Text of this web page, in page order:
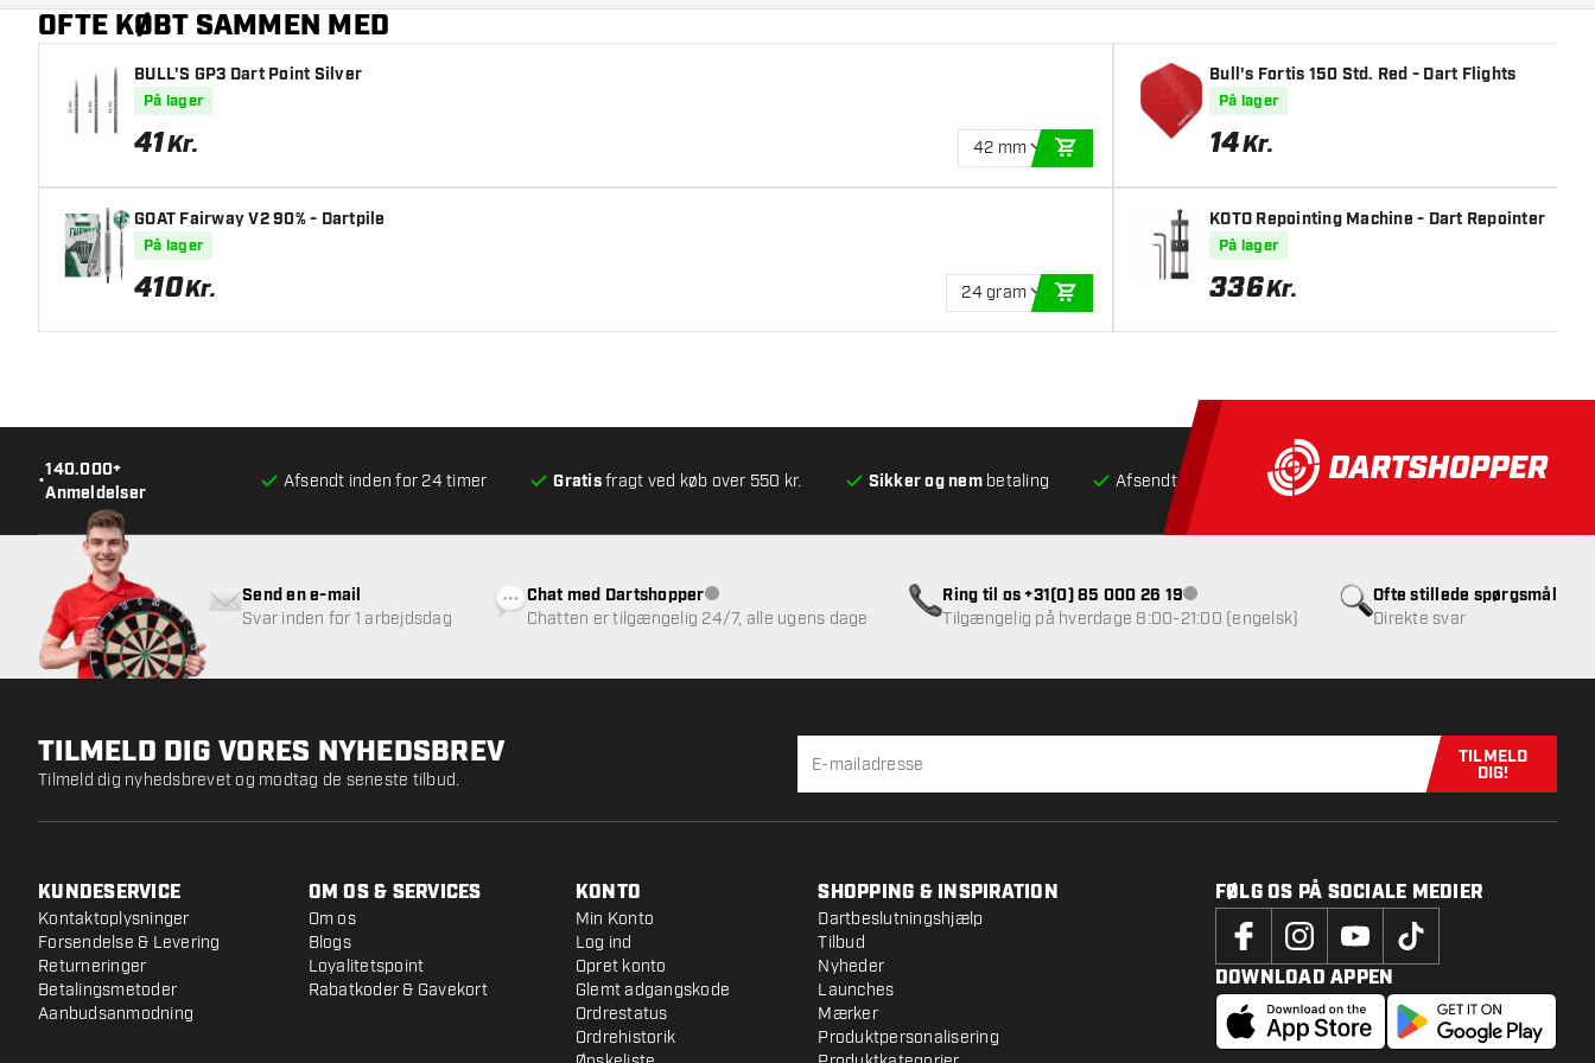
OFTE KØBT SAMMEN MED
BULL'S GP3 Dart Point Silver
På lager
41Kr. 42 mm
GOAT Fairway V2 90% - Dartpile
På lager
410Kr. 24 gram
Bull's Fortis 150 Std. Red - Dart Flights
På lager
14Kr.
KOTO Repointing Machine - Dart Repointer
På lager
336Kr.
•
140.000+
Anmeldelser
Afsendt inden for 24 timer Gratisfragt ved køb over 550 kr. Sikker og nembetaling Afsendt inden for 24 timer Gratisfragt ved køb over
Ofte stillede spørgsmål
Direkte svar
Send en e-mail
Svar inden for 1 arbejdsdag
Chat med DartshopperKundeservice ikke tilgængelig
Chatten er tilgængelig 24/7, alle ugens dage
Ring til os +31(0) 85 000 26 19Kundeservice ikke tilgængelig
Tilgængelig på hverdage 8:00-21:00 (engelsk)
TILMELD DIG VORES NYHEDSBREV
Tilmeld dig nyhedsbrevet og modtag de seneste tilbud.
Tilmeld dig
TILMELD
DIG!
KUNDESERVICE
Kontaktoplysninger
Forsendelse & Levering
Returneringer
Betalingsmetoder
Aanbudsanmodning
OM OS & SERVICES
Om os
Blogs
Loyalitetspoint
Rabatkoder & Gavekort
KONTO
Min Konto
Log ind
Opret konto
Glemt adgangskode
Ordrestatus
Ordrehistorik
SHOPPING & INSPIRATION
Dartbeslutningshjælp
Tilbud
Nyheder
Launches
Mærker
Produktpersonalisering
FØLG OS PÅ SOCIALE MEDIER
DOWNLOAD APPEN